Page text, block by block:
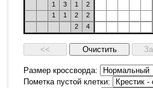
1
3 1
2
1
1 2
2
2
4
Размер кроссворда:
Пометка пустой клетки: